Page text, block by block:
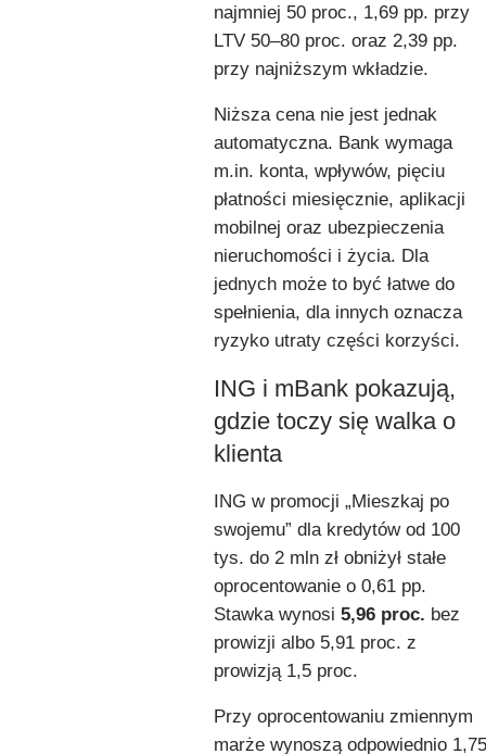
najmniej 50 proc., 1,69 pp. przy
LTV 50–80 proc. oraz 2,39 pp.
przy najniższym wkładzie.
Niższa cena nie jest jednak
automatyczna. Bank wymaga
m.in. konta, wpływów, pięciu
płatności miesięcznie, aplikacji
mobilnej oraz ubezpieczenia
nieruchomości i życia. Dla
jednych może to być łatwe do
spełnienia, dla innych oznacza
ryzyko utraty części korzyści.
ING i mBank pokazują,
gdzie toczy się walka o
klienta
ING w promocji „Mieszkaj po
swojemu” dla kredytów od 100
tys. do 2 mln zł obniżył stałe
oprocentowanie o 0,61 pp.
Stawka wynosi 5,96 proc. bez
prowizji albo 5,91 proc. z
prowizją 1,5 proc.
Przy oprocentowaniu zmiennym
marże wynoszą odpowiednio 1,75